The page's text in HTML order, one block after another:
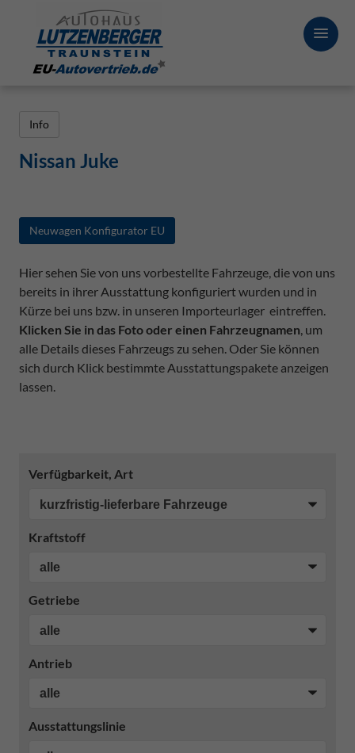
Info
Nissan Juke
Neuwagen Konfigurator EU
Hier sehen Sie von uns vorbestellte Fahrzeuge, die von uns
bereits in ihrer Ausstattung konfiguriert wurden und in
Kürze bei uns bzw. in unseren Importeurlager eintreffen.
Klicken Sie in das Foto oder einen Fahrzeugnamen, um
alle Details dieses Fahrzeugs zu sehen. Oder Sie können
sich durch Klick bestimmte Ausstattungspakete anzeigen
lassen.
Verfügbarkeit, Art
Kraftstoff
Getriebe
Antrieb
Ausstattungslinie